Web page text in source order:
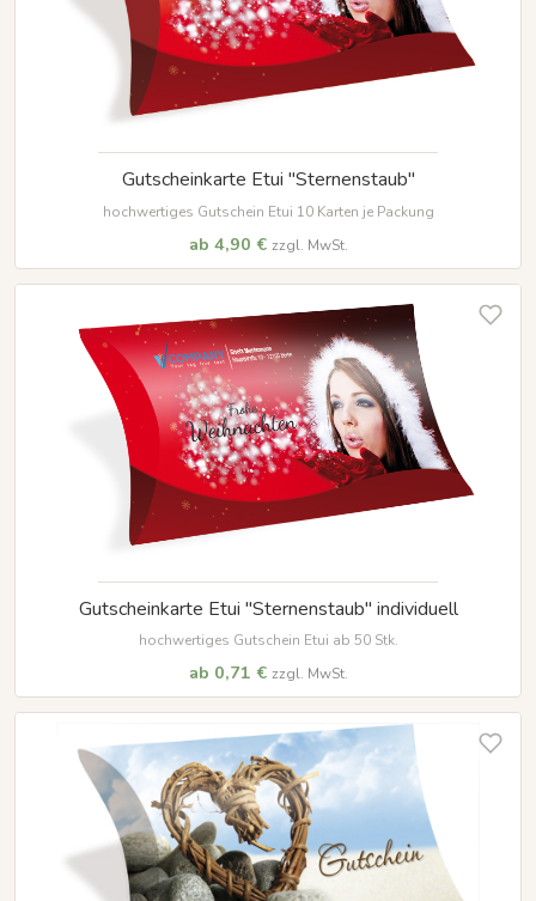
Gutscheinkarte Etui "Sternenstaub"
hochwertiges Gutschein Etui 10 Karten je Packung
ab 4,90 € zzgl. MwSt.
Gutscheinkarte Etui "Sternenstaub" individuell
hochwertiges Gutschein Etui ab 50 Stk.
ab 0,71 € zzgl. MwSt.